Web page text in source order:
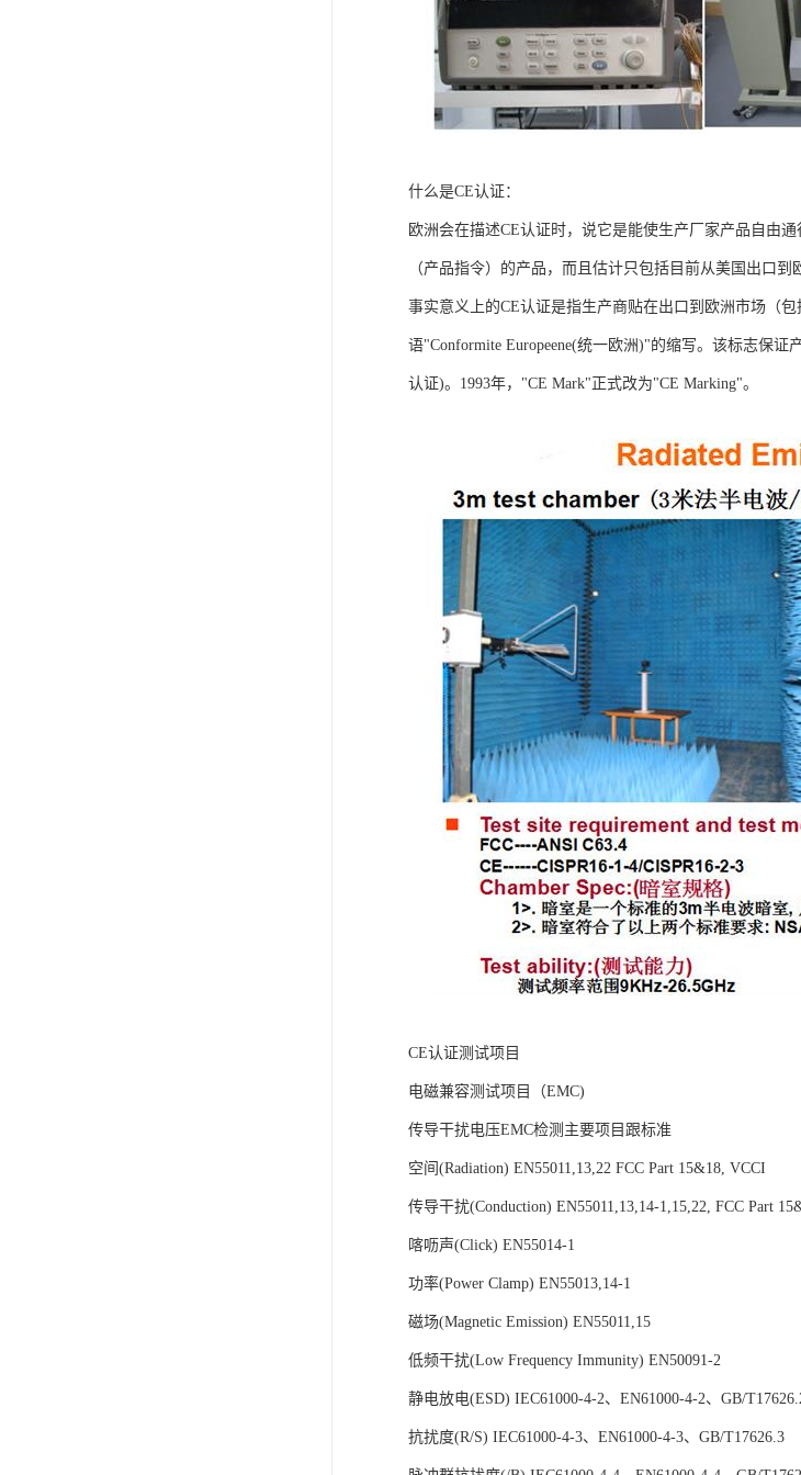
什么是CE认证：
欧洲会在描述CE认证时，说它是能使生产厂家产品自由
（产品指令）的产品，而且估计只包括目前从美国出口到
事实意义上的CE认证是指生产商贴在出口到欧洲市场（
语"Conformite Europeene(统一欧洲)"的缩写。该标志保
认证)。1993年，"CE Mark"正式改为"CE Marking"。
CE认证测试项目
电磁兼容测试项目（EMC)
传导干扰电压EMC检测主要项目跟标准
空间(Radiation) EN55011,13,22 FCC Part 15&18, VCCI
传导干扰(Conduction) EN55011,13,14-1,15,22, FCC Part
喀呖声(Click) EN55014-1
功率(Power Clamp) EN55013,14-1
磁场(Magnetic Emission) EN55011,15
低频干扰(Low Frequency Immunity) EN50091-2
静电放电(ESD) IEC61000-4-2、EN61000-4-2、GB/
抗扰度(R/S) IEC61000-4-3、EN61000-4-3、GB/T17626.3